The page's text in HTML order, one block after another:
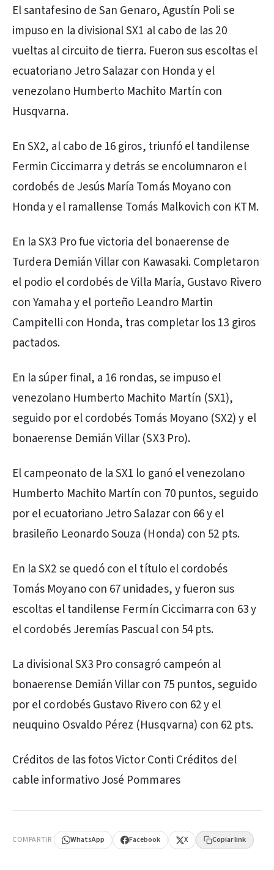
El santafesino de San Genaro, Agustín Poli se
impuso en la divisional SX1 al cabo de las 20
vueltas al circuito de tierra. Fueron sus escoltas el
ecuatoriano Jetro Salazar con Honda y el
venezolano Humberto Machito Martín con
Husqvarna.
En SX2, al cabo de 16 giros, triunfó el tandilense
Fermin Ciccimarra y detrás se encolumnaron el
cordobés de Jesús María Tomás Moyano con
Honda y el ramallense Tomás Malkovich con KTM.
En la SX3 Pro fue victoria del bonaerense de
Turdera Demián Villar con Kawasaki. Completaron
el podio el cordobés de Villa María, Gustavo Rivero
con Yamaha y el porteño Leandro Martin
Campitelli con Honda, tras completar los 13 giros
pactados.
En la súper final, a 16 rondas, se impuso el
venezolano Humberto Machito Martín (SX1),
seguido por el cordobés Tomás Moyano (SX2) y el
bonaerense Demián Villar (SX3 Pro).
El campeonato de la SX1 lo ganó el venezolano
Humberto Machito Martín con 70 puntos, seguido
por el ecuatoriano Jetro Salazar con 66 y el
brasileño Leonardo Souza (Honda) con 52 pts.
En la SX2 se quedó con el título el cordobés
Tomás Moyano con 67 unidades, y fueron sus
escoltas el tandilense Fermín Ciccimarra con 63 y
el cordobés Jeremías Pascual con 54 pts.
La divisional SX3 Pro consagró campeón al
bonaerense Demián Villar con 75 puntos, seguido
por el cordobés Gustavo Rivero con 62 y el
neuquino Osvaldo Pérez (Husqvarna) con 62 pts.
Créditos de las fotos Victor Conti Créditos del
cable informativo José Pommares
COMPARTIR WhatsApp Facebook X Copiar link